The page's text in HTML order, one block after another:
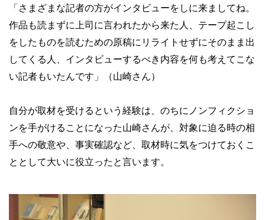
「さまざまな記者の方がインタビューをしに来ましてね。
作品も読まずに上司に言われたから来た人、テープ起こし
をしたものを読むための原稿にリライトせずにそのまま出
してくる人、インタビューするべき内容を何も考えてこな
い記者もいたんです」（山崎さん）
自分が取材を受けるという経験は、のちにノンフィクショ
ンを手がけることになった山崎さんが、対象に迫る時の相
手への敬意や、事実確認など、取材時に気をつけておくこ
ととして大いに役立ったと言います。